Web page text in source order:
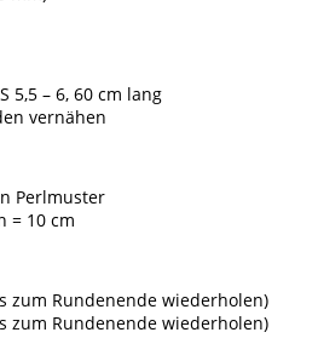
5,5 – 6, 60 cm lang
vernähen
Perlmuster
= 10 cm
zum Rundenende wiederholen)
zum Rundenende wiederholen)